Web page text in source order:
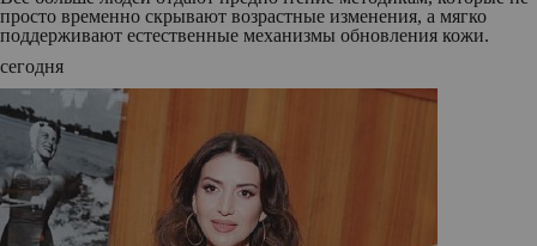
просто временно скрывают возрастные изменения, а мягко
поддерживают естественные механизмы обновления кожи.
сегодня